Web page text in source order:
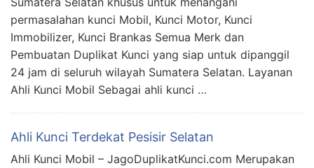
permasalahan kunci Mobil, Kunci Motor, Kunci
Immobilizer, Kunci Brankas Semua Merk dan
Pembuatan Duplikat Kunci yang siap untuk dipanggil
24 jam di seluruh wilayah Sumatera Selatan. Layanan
Ahli Kunci Mobil Sebagai ahli kunci …
Ahli Kunci Terdekat Pesisir Selatan
Ahli Kunci Mobil – JagoDuplikatKunci.com Merupakan